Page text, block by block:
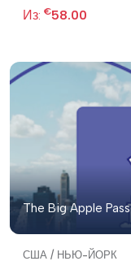
Из: €58.00
The Big Apple Pass
США / НЬЮ-ЙОРК